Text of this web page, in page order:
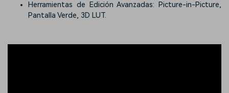
Herramientas de Edición Avanzadas: Picture-in-Picture,
Pantalla Verde, 3D LUT.